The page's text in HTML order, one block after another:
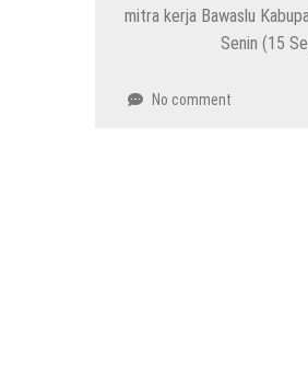
mitra kerja Bawaslu
Senin (15
No comment